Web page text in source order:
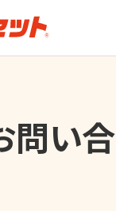
問い